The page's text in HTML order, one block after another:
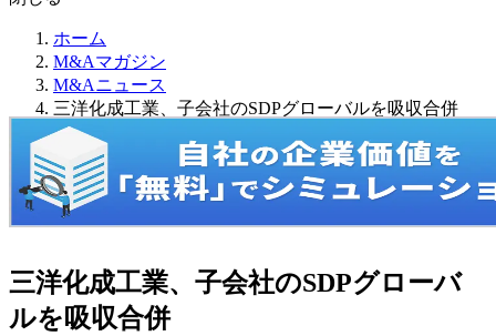
ホーム
M&Aマガジン
M&Aニュース
三洋化成工業、子会社のSDPグローバルを吸収合併
三洋化成工業、子会社のSDPグローバ
ルを吸収合併